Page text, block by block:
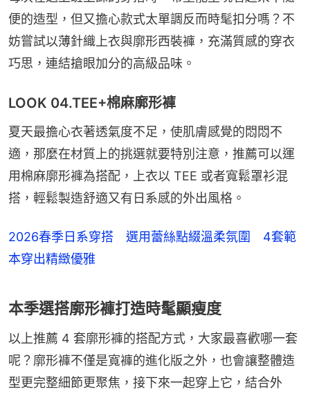
便的造型，但又擔心款式太單調反而時髦扣分嗎？不
妨嘗試以薄針織上衣與廓形西裝褲，充滿質感的穿衣
巧思，連結搶眼加分的高級品味。
LOOK 04.TEE+棉麻廓形褲
夏天最擔心衣著透氣度不足，使肌膚感覺的悶悶不
適，那麼在材質上的挑選就要特別注意，推薦可以運
用棉麻廓形褲為搭配，上衣以 TEE 或者寬鬆罩衫混
搭，輕鬆製造舒適又有日系感的外出風格。
2026春季日系穿搭 選用蕾絲點綴溫柔氛圍 4套範
本穿出精緻優雅
本季選搭廓形褲打造時髦顯瘦度
以上推薦 4 套廓形褲的搭配方式，大家最喜歡哪一套
呢？廓形褲不僅是寬褲的進化版之外，也會讓整體造
型更完整細節更聚焦，接下來一起穿上它，結合外